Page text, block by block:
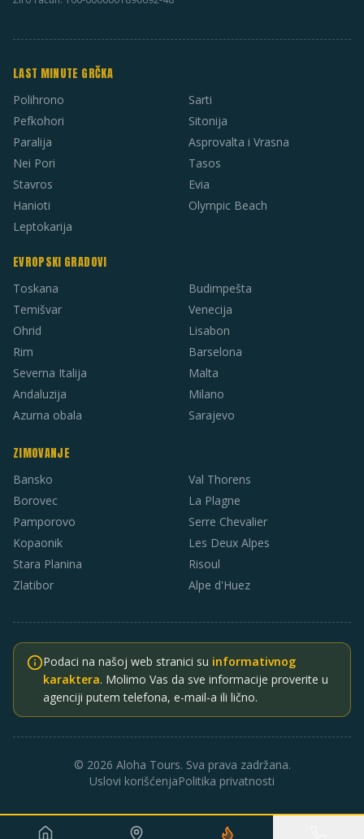
LAST MINUTE GRČKA
Polihrono
Pefkohori
Paralija
Nei Pori
Stavros
Hanioti
Leptokarija
Sarti
Sitonija
Asprovalta i Vrasna
Tasos
Evia
Olympic Beach
EVROPSKI GRADOVI
Toskana
Temišvar
Ohrid
Rim
Severna Italija
Andaluzija
Azurna obala
Budimpešta
Venecija
Lisabon
Barselona
Malta
Milano
Sarajevo
ZIMOVANJE
Bansko
Borovec
Pamporovo
Kopaonik
Stara Planina
Zlatibor
Val Thorens
La Plagne
Serre Chevalier
Les Deux Alpes
Risoul
Alpe d'Huez
Podaci na našoj web stranici su informativnog
karaktera. Molimo Vas da sve informacije proverite u
agenciji putem telefona, e-mail-a ili lično.
© 2026 Aloha Tours. Sva prava zadržana.
Uslovi korišćenjaPolitika privatnosti